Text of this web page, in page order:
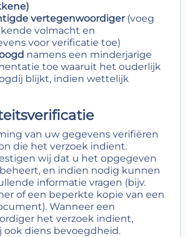
vertegenwoordiger(voeg
volmacht en
voor verificatie toe)
namens een minderjarige
toe waaruit het ouderlijk
blijkt, indien wettelijk
van uw gegevens verifiëren
die het verzoek indient.
wij dat u het opgegeven
en indien nodig kunnen
informatie vragen (bijv.
of een beperkte kopie van een
Wanneer een
het verzoek indient,
ook diens bevoegdheid.